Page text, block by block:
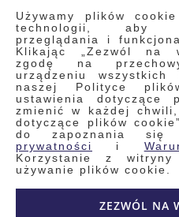
Używamy plików
technologii, aby
przeglądania i
Klikając „Zezwól na
zgodę na
urządzeniu
naszej Polityce
ustawienia dotyczące
zmienić w każdej
dotyczące plików
do zapoznania
prywatności
i
Korzystanie z
używanie plików cookie.
ZEZWÓL NA
INFORMACJE
Regulamin
Polityka prywatności i
Wyszukiwane frazy
Wyszukiwanie
Zamówienia
Skontaktuj się z nami
Odstąp od umowy